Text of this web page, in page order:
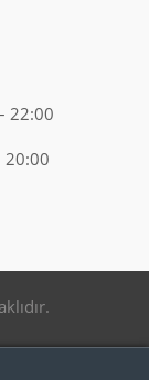
22:00
20:00